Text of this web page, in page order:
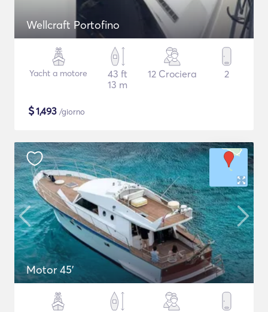
Wellcraft Portofino
Yacht a motore
43 ft
13 m
12 Crociera 2
$1,493 /giorno
Motor 45'